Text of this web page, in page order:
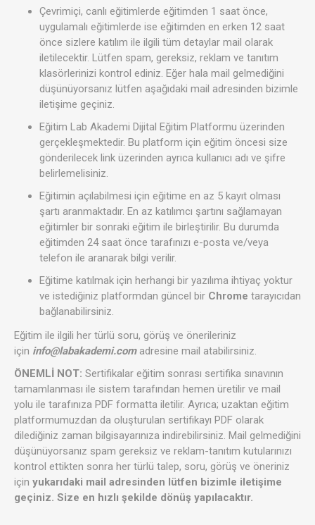
Çevrimiçi, canlı eğitimlerde eğitimden 1 saat önce,
uygulamalı eğitimlerde ise eğitimden en erken 12 saat
önce sizlere katılım ile ilgili tüm detaylar mail olarak
iletilecektir. Lütfen spam, gereksiz, reklam ve tanıtım
klasörlerinizi kontrol ediniz. Eğer hala mail gelmediğini
düşünüyorsanız lütfen aşağıdaki mail adresinden bizimle
iletişime geçiniz.
Eğitim Lab Akademi Dijital Eğitim Platformu üzerinden
gerçekleşmektedir. Bu platform için eğitim öncesi size
gönderilecek link üzerinden ayrıca kullanıcı adı ve şifre
belirlemelisiniz.
Eğitimin açılabilmesi için eğitime en az 5 kayıt olması
şartı aranmaktadır. En az katılımcı şartını sağlamayan
eğitimler bir sonraki eğitim ile birleştirilir. Bu durumda
eğitimden 24 saat önce tarafınızı e-posta ve/veya
telefon ile aranarak bilgi verilir.
Eğitime katılmak için herhangi bir yazılıma ihtiyaç yoktur
ve istediğiniz platformdan güncel bir Chrome tarayıcıdan
bağlanabilirsiniz.
Eğitim ile ilgili her türlü soru, görüş ve önerileriniz
için info@labakademi.comadresine mail atabilirsiniz.
ÖNEMLİ NOT: Sertifikalar eğitim sonrası sertifika sınavının
tamamlanması ile sistem tarafından hemen üretilir ve mail
yolu ile tarafınıza PDF formatta iletilir. Ayrıca; uzaktan eğitim
platformumuzdan da oluşturulan sertifikayı PDF olarak
dilediğiniz zaman bilgisayarınıza indirebilirsiniz. Mail gelmediğini
düşünüyorsanız spam gereksiz ve reklam-tanıtım kutularınızı
kontrol ettikten sonra her türlü talep, soru, görüş ve öneriniz
için yukarıdaki mail adresinden lütfen bizimle iletişime
geçiniz. Size en hızlı şekilde dönüş yapılacaktır.